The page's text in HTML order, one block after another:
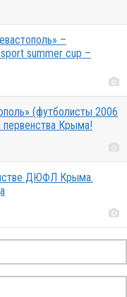
–
summer cup –
(футболисты 2006
Крыма!
ДЮФЛ Крыма.